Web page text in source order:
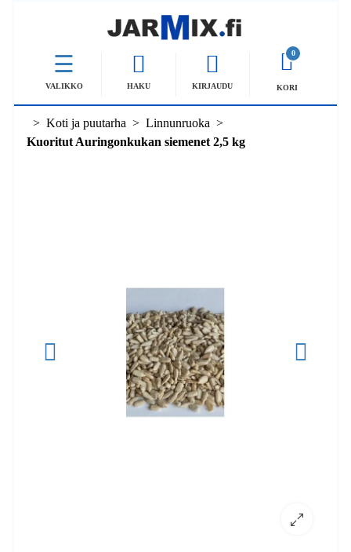
VALIKKO HAKU KIRJAUDU
0
KORI
Koti ja puutarha
Linnunruoka
Kuoritut Auringonkukan siemenet 2,5 kg